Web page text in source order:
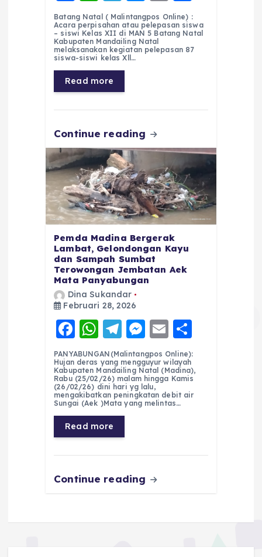
a
c
e
b
o
o
h
a
ts
A
p
p
el
e
g
r
m
e
ss
e
er
m
ai
l
h
a
re
Batang Natal ( Malintangpos Online) :
Acara perpisahan atau pelepasan siswa
– siswi Kelas XII di MAN 5 Batang Natal
Kabupaten Mandailing Natal
melaksanakan kegiatan pelepasan 87
siswa-siswi kelas Xll…
Read more
Continue reading
Pemda Madina Bergerak
Lambat, Gelondongan Kayu
dan Sampah Sumbat
Terowongan Jembatan Aek
Mata Panyabungan
Dina Sukandar
Februari 28, 2026
F
a
c
e
b
o
o
k
W
h
a
ts
A
p
p
T
el
e
g
r
a
m
M
e
ss
e
n
E
m
ai
l
h
a
re
PANYABUNGAN(Malintangpos Online):
Hujan deras yang mengguyur wilayah
Kabupaten Mandailing Natal (Madina),
Rabu (25/02/26) malam hingga Kamis
(26/02/26) dini hari yg lalu,
mengakibatkan peningkatan debit air
Sungai (Aek )Mata yang melintas…
Read more
Continue reading